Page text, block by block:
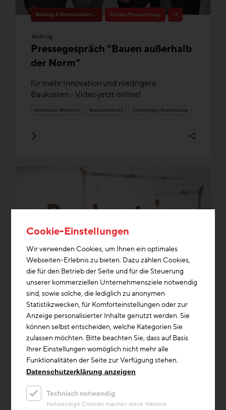
Bildung & Kommunikation Kosten/Finanzierung +1
Beitrag
Pressegespräch "Bauen außerhalb
der Norm"
für mehr Innovation und niedrigere
Baukosten - Video jetzt online!
leistbares Wohnen Bauwirtschaft Unterlagen/Downloads
Forschung & Zukunftsthemen Kosten/Finanzierung
Beitrag
Einsparungspotenziale bei
Bauwerkskosten – Kostentreiber
am Prüfstand
Fazit - Es müsste an mehreren Schrauben
gedreht werden.
TGA leistbares Wohnen Unterlagen/Downloads
Cookie-Einstellungen
Wir verwenden Cookies, um Ihnen ein optimales
Webseiten-Erlebnis zu bieten. Dazu zählen Cookies,
die für den Betrieb der Seite und für die Steuerung
unserer kommerziellen Unternehmensziele notwendig
sind, sowie solche, die lediglich zu anonymen
Statistikzwecken, für Komforteinstellungen oder zur
Anzeige personalisierter Inhalte genutzt werden. Sie
können selbst entscheiden, welche Kategorien Sie
zulassen möchten. Bitte beachten Sie, dass auf Basis
Ihrer Einstellungen womöglich nicht mehr alle
Funktionalitäten der Seite zur Verfügung stehen.
Datenschutzerklärung anzeigen
Technisch notwendig
Notwendige Cookies machen diese Website